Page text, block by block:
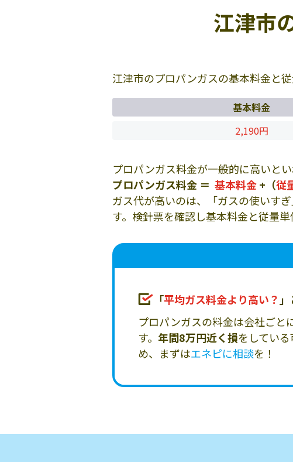
江津市
江津市のプロパンガスの基本料金と
基本料金
2,190円
プロパンガス料金が一般的に高いと
プロパンガス料金 ＝ 基本料金+（従
ガス代が高いのは、「ガスの使いす
す。検針票を確認し基本料金と従量単
「平均ガス料金より高い？
プロパンガスの料金は会社ごと
す。 年間8万円近く損をしてい
め、まずはエネピに相談を！